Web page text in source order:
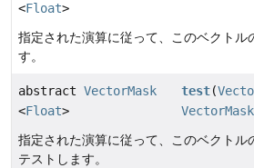
<Float>
指定された演算に従って、このベクトル
す。
abstract VectorMask
<Float>
test(
VectorMask
指定された演算に従って、このベクトル
テストします。